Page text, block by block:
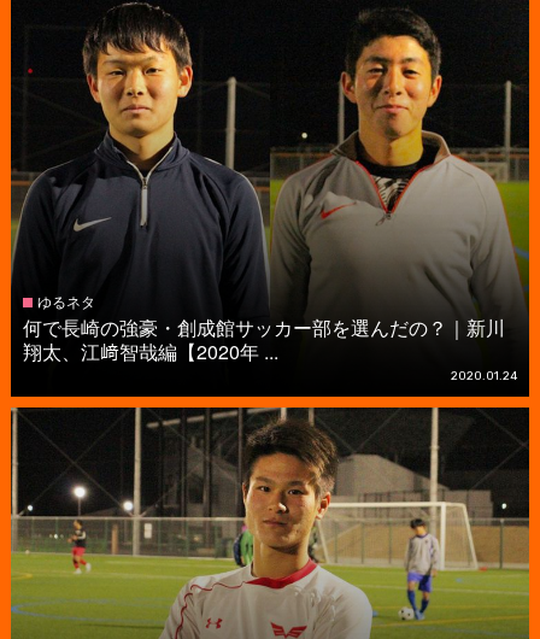
ゆるネタ
何で長崎の強豪・創成館サッカー部を選んだの？｜新川
翔太、江﨑智哉編【2020年 ...
2020.01.24